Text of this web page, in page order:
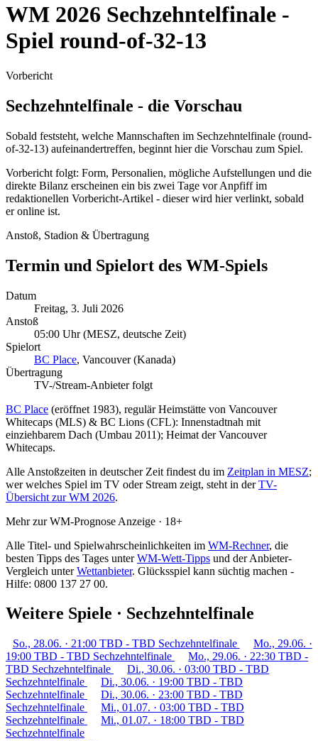
WM 2026 Sechzehntelfinale -
Spiel round-of-32-13
Vorbericht
Sechzehntelfinale - die Vorschau
Sobald feststeht, welche Mannschaften im Sechzehntelfinale (round-
of-32-13) aufeinandertreffen, beginnt hier die Vorschau zum Spiel.
Vorbericht folgt: Form, Personalien, mögliche Aufstellungen und die
direkte Bilanz erscheinen ein bis zwei Tage vor Anpfiff im
redaktionellen Vorbericht-Artikel - dieser wird hier verlinkt, sobald
er online ist.
Anstoß, Stadion & Übertragung
Termin und Spielort des WM-Spiels
Datum
Freitag, 3. Juli 2026
Anstoß
05:00 Uhr(MESZ, deutsche Zeit)
Spielort
BC Place, Vancouver (Kanada)
Übertragung
TV-/Stream-Anbieter folgt
BC Place (eröffnet 1983), regulär Heimstätte von Vancouver
Whitecaps (MLS) & BC Lions (CFL): Innenstadtnah mit
einziehbarem Dach (Umbau 2011); Heimat der Vancouver
Whitecaps.
Alle Anstoßzeiten in deutscher Zeit findest du im Zeitplan in MESZ;
wer welches Spiel im TV oder Stream zeigt, steht in derTV-
Übersicht zur WM 2026.
Mehr zur WM-Prognose Anzeige · 18+
Alle Titel- und Spielwahrscheinlichkeiten im WM-Rechner, die
besten Tipps des Tages unterWM-Wett-Tipps und der Anbieter-
Vergleich unterWettanbieter. Glücksspiel kann süchtig machen -
Hilfe: 0800 137 27 00.
Weitere Spiele · Sechzehntelfinale
So., 28.06. · 21:00 TBD - TBD Sechzehntelfinale
Mo., 29.06. ·
19:00 TBD - TBD Sechzehntelfinale Mo., 29.06. · 22:30TBD -
TBD Sechzehntelfinale Di., 30.06. · 03:00TBD -TBD
Sechzehntelfinale
Di., 30.06. · 19:00TBD -TBD
Sechzehntelfinale
Di., 30.06. · 23:00TBD -TBD
Sechzehntelfinale
Mi., 01.07. · 03:00TBD -TBD
Sechzehntelfinale
Mi., 01.07. · 18:00TBD -TBD
Sechzehntelfinale